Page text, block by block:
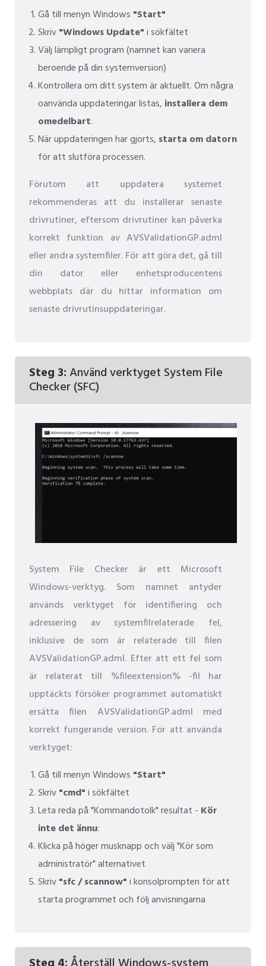
Gå till menyn Windows "Start"
Skriv"Windows Update"i sökfältet
Välj lämpligt program (namnet kan variera
beroende på din systemversion)
Kontrollera om ditt system är aktuellt. Om några
oanvända uppdateringar listas, installera dem
omedelbart.
När uppdateringen har gjorts, starta om datorn
för att slutföra processen.
Förutom att uppdatera systemet
rekommenderas att du installerar senaste
drivrutiner, eftersom drivrutiner kan påverka
korrekt funktion av AVSValidationGP.adml
eller andra systemfiler. För att göra det, gå till
din dator eller enhetsproducentens
webbplats där du hittar information om
senaste drivrutinsuppdateringar.
Steg 3:Använd verktyget System File
Checker (SFC)
System File Checker är ett Microsoft
Windows-verktyg. Som namnet antyder
används verktyget för identifiering och
adressering av systemfilrelaterade fel,
inklusive de som är relaterade till filen
AVSValidationGP.adml. Efter att ett fel som
är relaterat till %fileextension% -fil har
upptäckts försöker programmet automatiskt
ersätta filen AVSValidationGP.adml med
korrekt fungerande version. För att använda
verktyget:
Gå till menyn Windows "Start"
Skriv"cmd"i sökfältet
Leta reda på "Kommandotolk" resultat - Kör
inte det ännu:
Klicka på höger musknapp och välj "Kör som
administratör" alternativet
Skriv"sfc / scannow"i konsolprompten för att
starta programmet och följ anvisningarna